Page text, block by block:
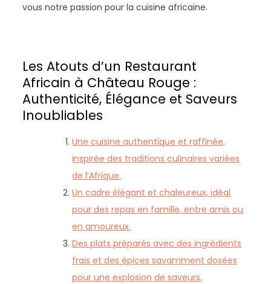
vous notre passion pour la cuisine africaine.
Les Atouts d’un Restaurant
Africain à Château Rouge :
Authenticité, Élégance et Saveurs
Inoubliables
Une cuisine authentique et raffinée,
inspirée des traditions culinaires variées
de l’Afrique.
Un cadre élégant et chaleureux, idéal
pour des repas en famille, entre amis ou
en amoureux.
Des plats préparés avec des ingrédients
frais et des épices savamment dosées
pour une explosion de saveurs.